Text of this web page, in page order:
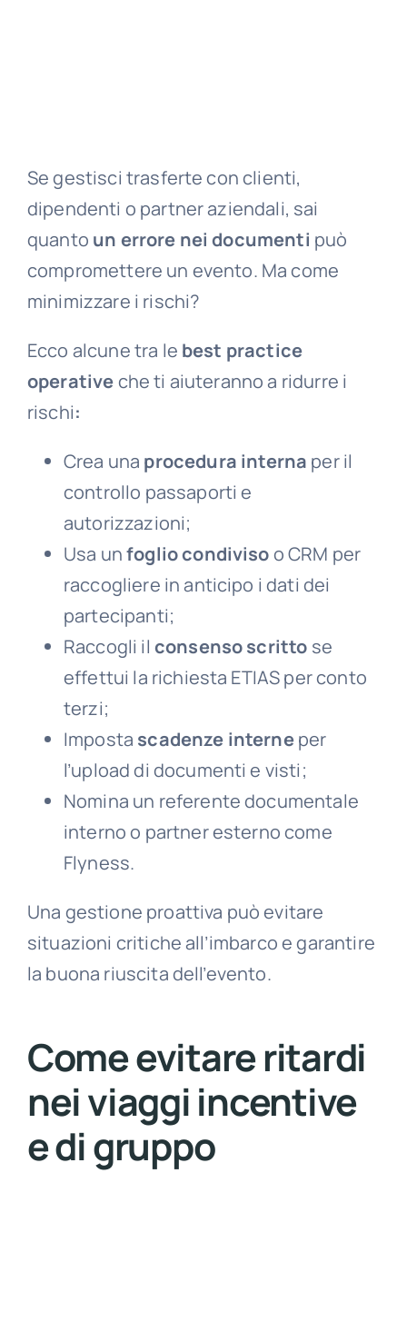
Se gestisci trasferte con clienti,
dipendenti o partner aziendali, sai
quanto un errore nei documenti può
compromettere un evento. Ma come
minimizzare i rischi?
Ecco alcune tra le best practice
operativeche ti aiuteranno a ridurre i
rischi:
Crea una procedura interna per il
controllo passaporti e
autorizzazioni;
Usa unfoglio condivisoo CRM per
raccogliere in anticipo i dati dei
partecipanti;
Raccogli il consenso scritto se
effettui la richiesta ETIAS per conto
terzi;
Imposta scadenze interneper
l’upload di documenti e visti;
Nomina un referente documentale
interno o partner esterno come
Flyness.
Una gestione proattiva può evitare
situazioni critiche all’imbarco e garantire
la buona riuscita dell’evento.
Come evitare ritardi
nei viaggi incentive
e di gruppo